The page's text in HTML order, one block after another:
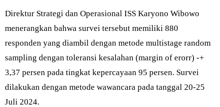
Direktur Strategi dan Operasional ISS Karyono Wibowo
menerangkan bahwa survei tersebut memiliki 880
responden yang diambil dengan metode multistage random
sampling dengan toleransi kesalahan (margin of erorr) -+
3,37 persen pada tingkat kepercayaan 95 persen. Survei
dilakukan dengan metode wawancara pada tanggal 20-25
Juli 2024.